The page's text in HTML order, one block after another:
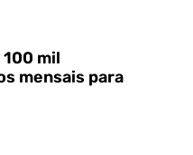
100 mil
mensais para